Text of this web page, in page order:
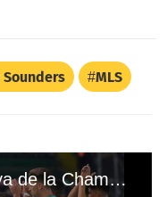
MLS
León elimina a Guastatoya de la Champions de Concacaf y su rival en cuartos de final sería Motagua o Seattle Sounders